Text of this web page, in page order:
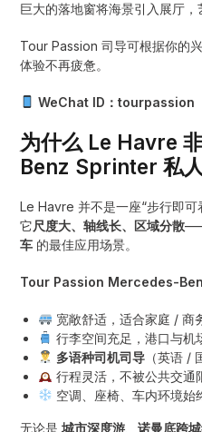
巨大的落地窗将海景引入展厅，
Tour Passion 司导可根据你的
体验不再疲惫。
WeChat ID：tourpassion
为什么 Le Havre
Benz Sprinter 私
Le Havre 并不是一座“步行即可
它尺度大、轴线长、区域分散
车 的最佳应用场景。
Tour Passion Mercedes-
宽敞舒适，适合家庭 / 商
行李空间充足，港口与机
多语种司机司导 （英语 /
行程灵活，不被公共交通
空调、座椅、车内环境始
无论是城市深度游 、诺曼底跨